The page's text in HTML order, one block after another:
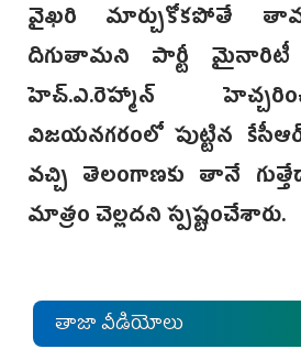
వైఖరి మార్చుకోకపోతే
దిగుతామని పార్టీ మైనారిటీ
హెచ్.ఎ.రెహ్మాన్
విజయనగరంలో పుట్టిన కేసీఆర్
వచ్చి తెలంగాణకు తానే
మాత్రం చెల్లదని స్పష్టంచేశారు.
తాజా వీడియోలు